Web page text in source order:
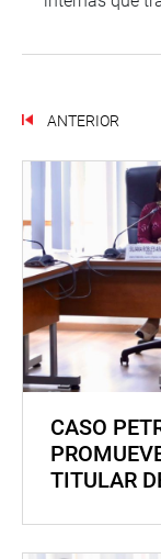
ANTERIOR
CASO
TITULAR